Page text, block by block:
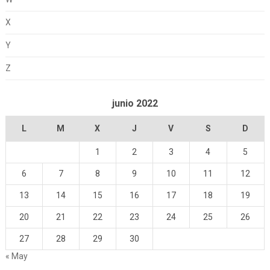
X
Y
Z
junio 2022
L M X J V S D
1 2 3 4 5
6 7 8 9 10 11 12
13 14 15 16 17 18 19
20 21 22 23 24 25 26
27 28 29
30
« May